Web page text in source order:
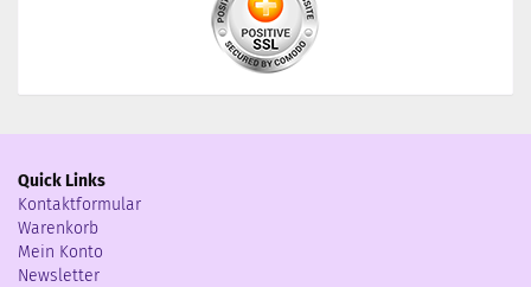
Quick Links
Kontaktformular
Warenkorb
Mein Konto
Newsletter